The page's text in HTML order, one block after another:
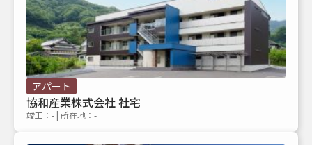
アパート
協和産業株式会社 社宅
竣工：- | 所在地：-